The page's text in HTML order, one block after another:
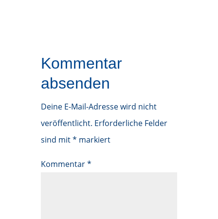
Kommentar
absenden
Deine E-Mail-Adresse wird nicht
veröffentlicht. Erforderliche Felder
sind mit* markiert
Kommentar*